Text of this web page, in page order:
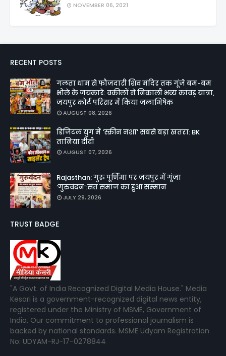
NOVEMBER 06, 2021
RECENT POSTS
गलता धाम से फौजदारी शिव मंदिर तक गूंजे बम-बम
भोले के जयकारे: वकीलों ने निकाली भव्य कांवड़ यात्रा,
जयपुर कोर्ट परिसर में किया जलाभिषेक
AUGUST 08, 2026
डिजिटल युग में 'स्क्रीन नशा' सबसे बड़ा खतरा: BK
तानिया दीदी
AUGUST 07, 2026
Rajasthan: गुरु पूर्णिमा पर जयपुर में गूंजा
‘गुरुवंदन’:संत समाज का हुआ सम्मान
JULY 29, 2026
TRUST BADGE
"A Govt. of India Recognized Digital Media House." Media
Kesari is a government-recognized digital news entity,
registered under the Ministry of MSME, Government of
India. Our commitment to professional journalism is
backed by national standards. MSME Udyam Registration
No: UDYAM-RJ-17-0278844